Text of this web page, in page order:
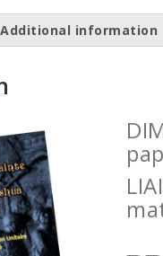
Additional information